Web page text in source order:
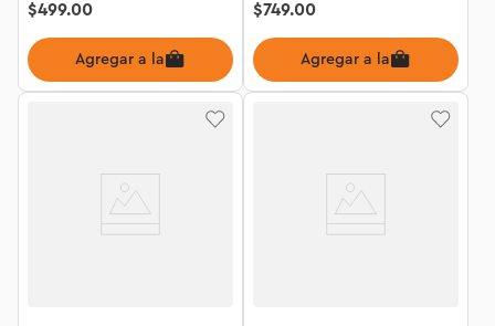
$499.00
Agregar a la bolsa
$749.00
Agregar a la bolsa